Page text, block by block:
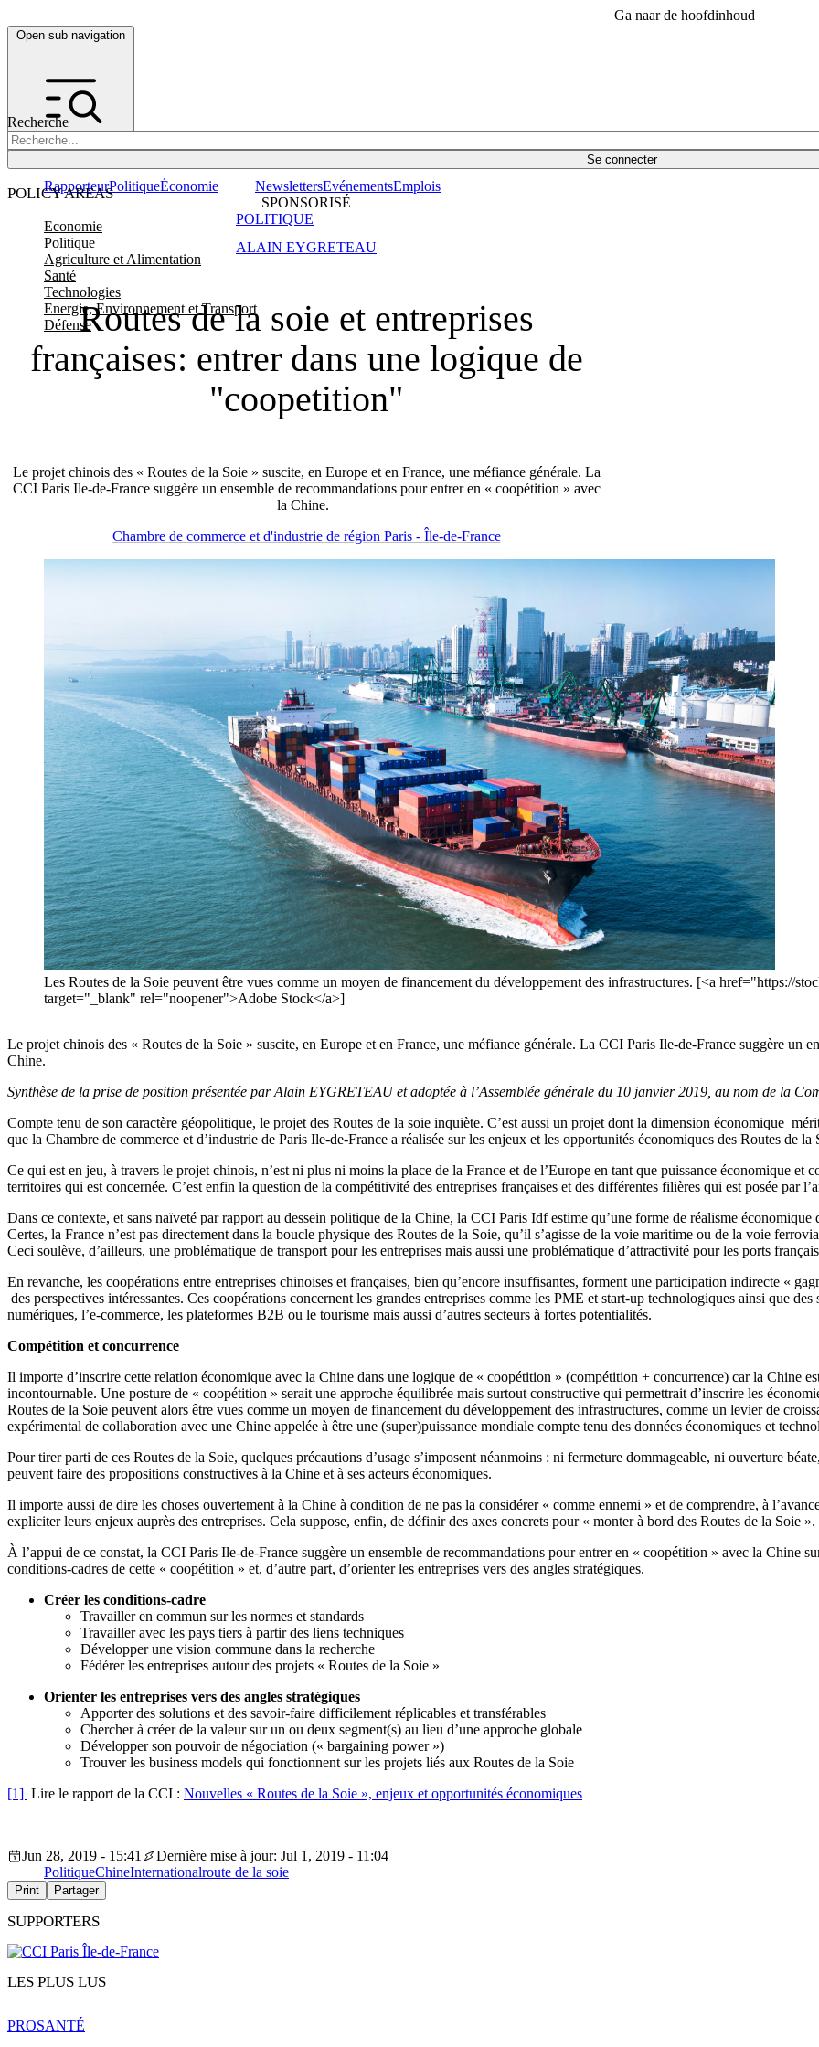
Ga naar de hoofdinhoud
Open sub navigation
Recherche
Se connecter
POLICY AREAS
Economie
Politique
Agriculture et Alimentation
Santé
Technologies
Energie, Environnement et Transport
Défense
RapporteurPolitiqueÉconomie NewslettersEvénementsEmplois
Routes de la soie et entreprises
françaises: entrer dans une logique de
"coopetition"
Le projet chinois des « Routes de la Soie » suscite, en Europe et en France, une méfiance générale. La
CCI Paris Ile-de-France suggère un ensemble de recommandations pour entrer en « coopétition » avec
la Chine.
SPONSORISÉ
ALAIN EYGRETEAU
POLITIQUE
Chambre de commerce et d'industrie de région Paris - Île-de-France
Les Routes de la Soie peuvent être vues comme un moyen de financement du développement des infrastructures. [<a href="https://
target="_blank" rel="noopener">Adobe Stock</a>]
Le projet chinois des « Routes de la Soie » suscite, en Europe et en France, une méfiance générale. La CCI Paris Ile-de-France suggère un
Chine.
Synthèse de la prise de position présentée par Alain EYGRETEAU et adoptée à l’Assemblée générale du 10 janvier 2019, au nom de la
Compte tenu de son caractère géopolitique, le projet des Routes de la soie inquiète. C’est aussi un projet dont la dimension économique
que la Chambre de commerce et d’industrie de Paris Ile-de-France a réalisée sur les enjeux et les opportunités économiques des Routes de la
Ce qui est en jeu, à travers le projet chinois, n’est ni plus ni moins la place de la France et de l’Europe en tant que puissance économique et
territoires qui est concernée. C’est enfin la question de la compétitivité des entreprises françaises et des différentes filières qui est posée par
Dans ce contexte, et sans naïveté par rapport au dessein politique de la Chine, la CCI Paris Idf estime qu’une forme de réalisme
Certes, la France n’est pas directement dans la boucle physique des Routes de la Soie, qu’il s’agisse de la voie maritime ou de la voie
Ceci soulève, d’ailleurs, une problématique de transport pour les entreprises mais aussi une problématique d’attractivité pour les ports
En revanche, les coopérations entre entreprises chinoises et françaises, bien qu’encore insuffisantes, forment une participation indirecte «
des perspectives intéressantes. Ces coopérations concernent les grandes entreprises comme les PME et start-up technologiques ainsi que
numériques, l’e-commerce, les plateformes B2B ou le tourisme mais aussi d’autres secteurs à fortes potentialités.
Compétition et concurrence
Il importe d’inscrire cette relation économique avec la Chine dans une logique de « coopétition » (compétition + concurrence) car la Chine
incontournable. Une posture de « coopétition » serait une approche équilibrée mais surtout constructive qui permettrait d’inscrire les
Routes de la Soie peuvent alors être vues comme un moyen de financement du développement des infrastructures, comme un levier de
expérimental de collaboration avec une Chine appelée à être une (super)puissance mondiale compte tenu des données économiques et
Pour tirer parti de ces Routes de la Soie, quelques précautions d’usage s’imposent néanmoins : ni fermeture dommageable, ni ouverture
peuvent faire des propositions constructives à la Chine et à ses acteurs économiques.
Il importe aussi de dire les choses ouvertement à la Chine à condition de ne pas la considérer « comme ennemi » et de comprendre, à
expliciter leurs enjeux auprès des entreprises. Cela suppose, enfin, de définir des axes concrets pour « monter à bord des Routes de la Soie ».
À l’appui de ce constat, la CCI Paris Ile-de-France suggère un ensemble de recommandations pour entrer en « coopétition » avec la Chine
conditions-cadres de cette « coopétition » et, d’autre part, d’orienter les entreprises vers des angles stratégiques.
Créer les conditions-cadre
Travailler en commun sur les normes et standards
Travailler avec les pays tiers à partir des liens techniques
Développer une vision commune dans la recherche
Fédérer les entreprises autour des projets « Routes de la Soie »
Orienter les entreprises vers des angles stratégiques
Apporter des solutions et des savoir-faire difficilement réplicables et transférables
Chercher à créer de la valeur sur un ou deux segment(s) au lieu d’une approche globale
Développer son pouvoir de négociation (« bargaining power »)
Trouver les business models qui fonctionnent sur les projets liés aux Routes de la Soie
[1] Lire le rapport de la CCI : Nouvelles « Routes de la Soie », enjeux et opportunités économiques
Jun 28, 2019 - 15:41
Dernière mise à jour: Jul 1, 2019 - 11:04
PolitiqueChineInternationalroute de la soie
Print Partager
SUPPORTERS
LES PLUS LUS
PROSANTÉ